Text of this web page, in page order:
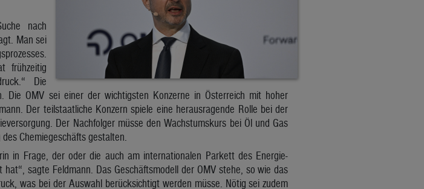
nach
Man sei
frühzeitig
Die
Die OMV sei einer der wichtigsten Konzerne in Österreich mit hoher
Der teilstaatliche Konzern spiele eine herausragende Rolle bei der
Der Nachfolger müsse den Wachstumskurs bei Öl und Gas
Chemiegeschäfts gestalten.
in Frage, der oder die auch am internationalen Parkett des Energie-
sagte Feldmann. Das Geschäftsmodell der OMV stehe, so wie das
was bei der Auswahl berücksichtigt werden müsse. Nötig sei zudem